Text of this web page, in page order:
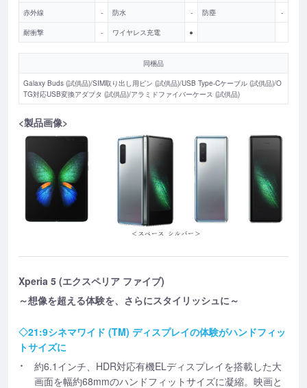
赤外線 - 防水 - 防塵 -
耐衝撃 - ワイヤレス充電 ●
同梱品
Galaxy Buds (試供品)/SIM取り出し用ピン (試供品)/USB Type-Cケーブル (試供品)/O
TG対応USB変換アダプタ (試供品)/アラミドファイバーケース (試供品)
<製品画像>
Xperia 5 (エクスペリア ファイブ)
～想像を超える体験を、さらにスタイリッシュに～
◇21:9シネマワイド (TM) ディスプレイの体験がハンドフィッ
トサイズに
約6.1インチ、HDR対応有機ELディスプレイを搭載した大
画面を幅約68mmのハンドフィットサイズに凝縮。映画と